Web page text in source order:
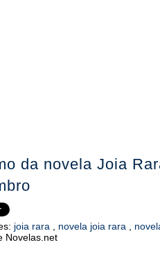
da novela Joia
joia rara novela joia rara
Novelas.net